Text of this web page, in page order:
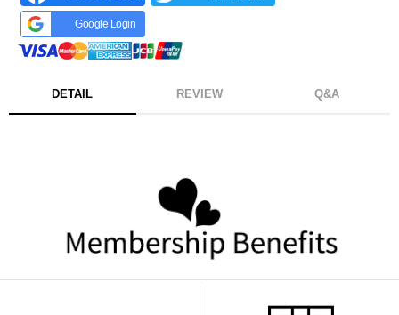
Google Login
DETAIL REVIEW Q&A